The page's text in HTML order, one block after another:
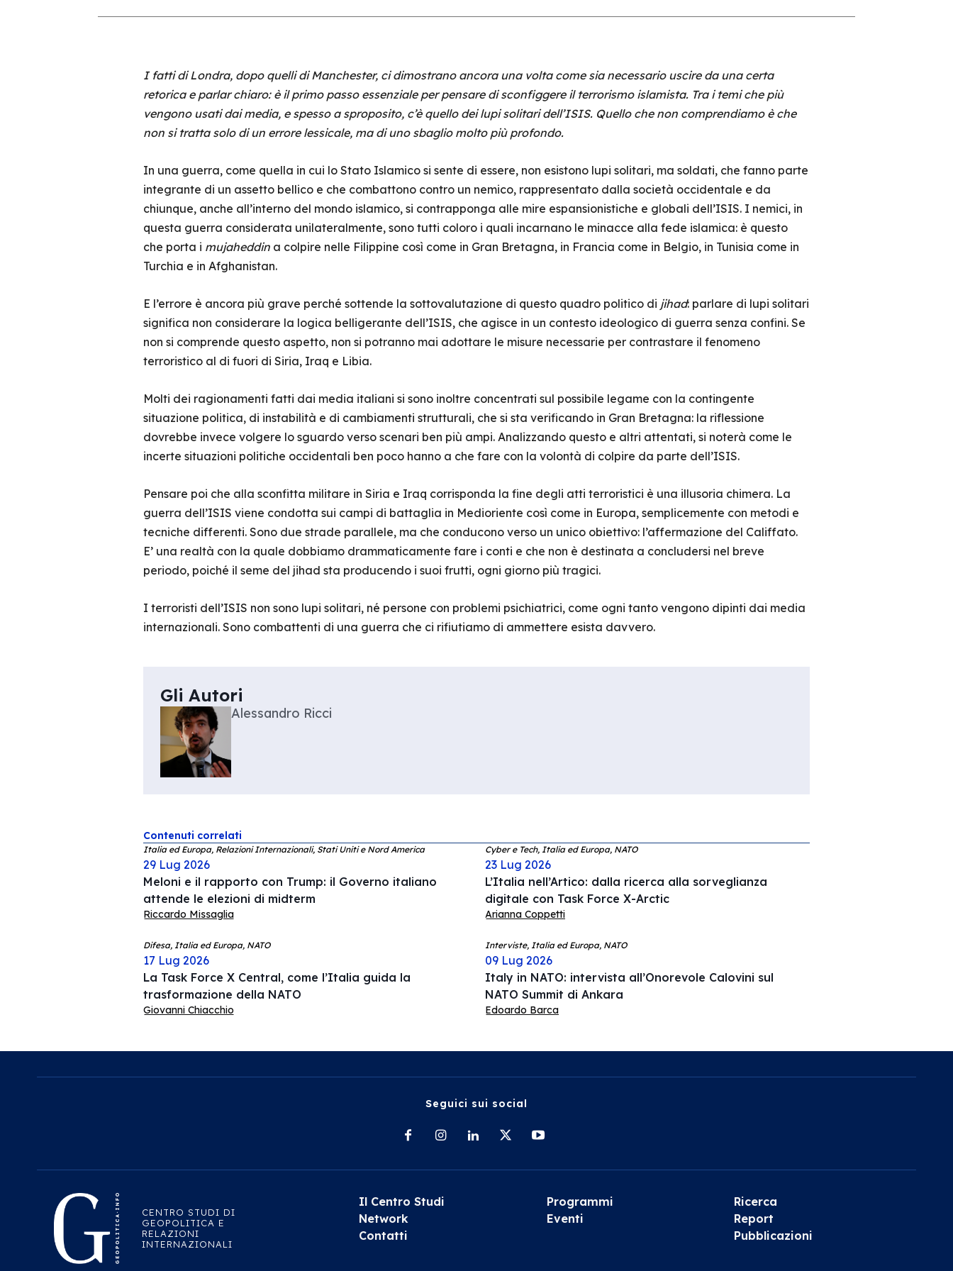
I fatti di Londra, dopo quelli di Manchester, ci dimostrano ancora una volta come sia necessario uscire da una certa
retorica e parlar chiaro: è il primo passo essenziale per pensare di sconfiggere il terrorismo islamista. Tra i temi che più
vengono usati dai media, e spesso a sproposito, c’è quello dei lupi solitari dell’ISIS. Quello che non comprendiamo è che
non si tratta solo di un errore lessicale, ma di uno sbaglio molto più profondo.
In una guerra, come quella in cui lo Stato Islamico si sente di essere, non esistono lupi solitari, ma soldati, che fanno parte
integrante di un assetto bellico e che combattono contro un nemico, rappresentato dalla società occidentale e da
chiunque, anche all’interno del mondo islamico, si contrapponga alle mire espansionistiche e globali dell’ISIS. I nemici, in
questa guerra considerata unilateralmente, sono tutti coloro i quali incarnano le minacce alla fede islamica: è questo
che porta i mujaheddina colpire nelle Filippine così come in Gran Bretagna, in Francia come in Belgio, in Tunisia come in
Turchia e in Afghanistan.
E l’errore è ancora più grave perché sottende la sottovalutazione di questo quadro politico di jihad: parlare di lupi solitari
significa non considerare la logica belligerante dell’ISIS, che agisce in un contesto ideologico di guerra senza confini. Se
non si comprende questo aspetto, non si potranno mai adottare le misure necessarie per contrastare il fenomeno
terroristico al di fuori di Siria, Iraq e Libia.
Molti dei ragionamenti fatti dai media italiani si sono inoltre concentrati sul possibile legame con la contingente
situazione politica, di instabilità e di cambiamenti strutturali, che si sta verificando in Gran Bretagna: la riflessione
dovrebbe invece volgere lo sguardo verso scenari ben più ampi. Analizzando questo e altri attentati, si noterà come le
incerte situazioni politiche occidentali ben poco hanno a che fare con la volontà di colpire da parte dell’ISIS.
Pensare poi che alla sconfitta militare in Siria e Iraq corrisponda la fine degli atti terroristici è una illusoria chimera. La
guerra dell’ISIS viene condotta sui campi di battaglia in Medioriente così come in Europa, semplicemente con metodi e
tecniche differenti. Sono due strade parallele, ma che conducono verso un unico obiettivo: l’affermazione del Califfato.
E’ una realtà con la quale dobbiamo drammaticamente fare i conti e che non è destinata a concludersi nel breve
periodo, poiché il seme del jihad sta producendo i suoi frutti, ogni giorno più tragici.
I terroristi dell’ISIS non sono lupi solitari, né persone con problemi psichiatrici, come ogni tanto vengono dipinti dai media
internazionali. Sono combattenti di una guerra che ci rifiutiamo di ammettere esista davvero.
Gli Autori
Alessandro Ricci
Contenuti correlati
Italia ed Europa, Relazioni Internazionali, Stati Uniti e Nord America
29 Lug 2026
Meloni e il rapporto con Trump: il Governo italiano
attende le elezioni di midterm
Riccardo Missaglia
Cyber e Tech, Italia ed Europa, NATO
23 Lug 2026
L’Italia nell’Artico: dalla ricerca alla sorveglianza
digitale con Task Force X-Arctic
Arianna Coppetti
Difesa, Italia ed Europa, NATO
17 Lug 2026
La Task Force X Central, come l’Italia guida la
trasformazione della NATO
Giovanni Chiacchio
Interviste, Italia ed Europa, NATO
09 Lug 2026
Italy in NATO: intervista all’Onorevole Calovini sul
NATO Summit di Ankara
Edoardo Barca
Seguici sui social
CENTRO STUDI DI
GEOPOLITICA E
RELAZIONI
INTERNAZIONALI
Il Centro Studi
Network
Contatti
Programmi
Eventi
Ricerca
Report
Pubblicazioni